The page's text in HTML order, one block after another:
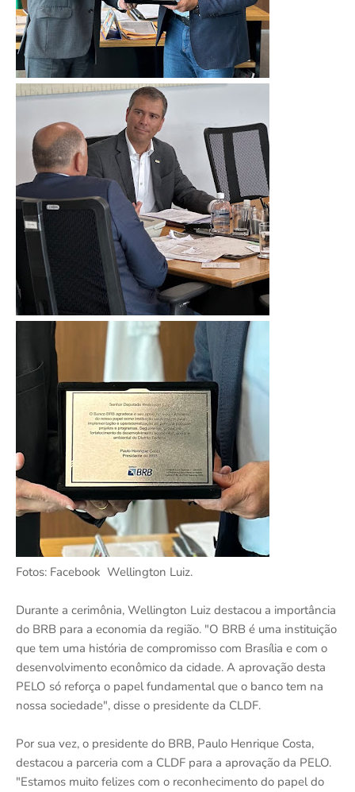
Fotos: Facebook Wellington Luiz.
Durante a cerimônia, Wellington Luiz destacou a importância
do BRB para a economia da região. "O BRB é uma instituição
que tem uma história de compromisso com Brasília e com o
desenvolvimento econômico da cidade. A aprovação desta
PELO só reforça o papel fundamental que o banco tem na
nossa sociedade", disse o presidente da CLDF.
Por sua vez, o presidente do BRB, Paulo Henrique Costa,
destacou a parceria com a CLDF para a aprovação da PELO.
"Estamos muito felizes com o reconhecimento do papel do